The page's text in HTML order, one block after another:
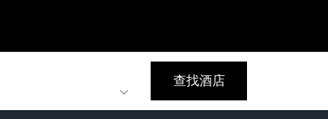
查找酒店